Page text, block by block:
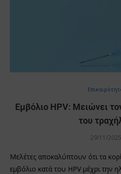
Εμβόλιο HPV: Μειώνει
του
29/11/2025
Μελέτες αποκαλύπτουν ότι τα
εμβόλιο κατά του HPV μέχρι την